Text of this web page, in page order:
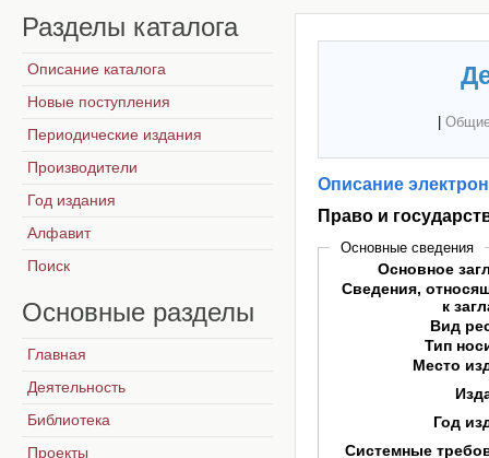
Описание
Право и
Основные сведения
Основное
Сведения,
к
Вид
Тип
Место
Год
Системные
Разделы каталога
Описание каталога
Новые поступления
Периодические издания
Производители
Год издания
Алфавит
Поиск
Основные разделы
Главная
Деятельность
Библиотека
Проекты